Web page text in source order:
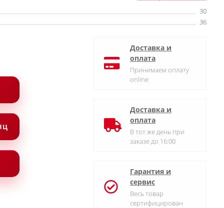
30
36
Доставка и
оплата
Принимаем оплату
online
Доставка и
оплата
В тот же день при
заказе до 16:00
Гарантия и
сервис
Весь товар
сертифицирован